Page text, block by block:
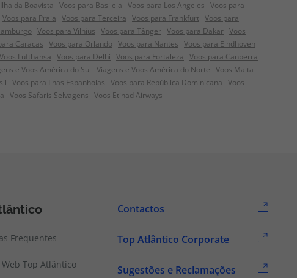
da Boavista Voos para Basileia Voos para Los Angeles Voos para
Voos para Praia Voos para Terceira Voos para Frankfurt Voos para
Voos para Vilnius Voos para Tânger Voos para Dakar Voos
Caracas Voos para Orlando Voos para Nantes Voos para Eindhoven
Voos Lufthansa Voos para Delhi Voos para Fortaleza Voos para Canberra
e Voos América do Sul Viagens e Voos América do Norte Voos Malta
Voos para Ilhas Espanholas Voos para República Dominicana Voos
Voos Safaris Selvagens Voos Etihad Airways
Frequentes
Web Top Atlântico
Contactos
Top Atlântico Corporate
Sugestões e Reclamações